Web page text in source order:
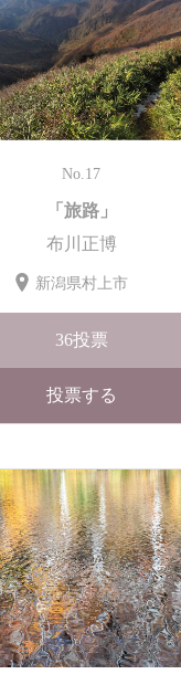
No.17
「旅路」
布川正博
新潟県村上市
36投票
投票する